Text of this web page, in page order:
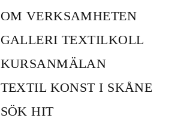
OM VERKSAMHETEN
GALLERI TEXTILKOLL
KURSANMÄLAN
TEXTIL KONST I SKÅNE
SÖK HIT